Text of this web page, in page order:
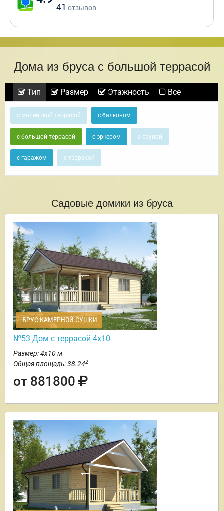
41 отзывов
Дома из бруса с большой террасой
Тип Размер Этажность Все
с маленькой террасой с балконом
с большой террасой с эркером с сауной
с гаражом с террасой
Садовые домики из бруса
БРУС КАМЕРНОЙ СУШКИ
№53 Дом с террасой 4х10
Размер: 4х10 м
Общая площадь: 38.242
от 881800